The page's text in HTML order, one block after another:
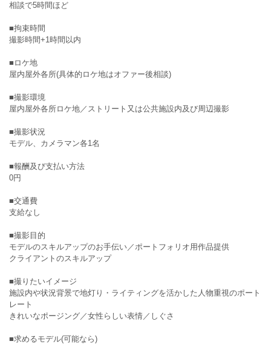
相談で5時間ほど
■拘束時間
撮影時間+1時間以内
■ロケ地
屋内屋外各所(具体的ロケ地はオファー後相談)
■撮影環境
屋内屋外各所ロケ地／ストリート又は公共施設内及び周辺撮影
■撮影状況
モデル、カメラマン各1名
■報酬及び支払い方法
0円
■交通費
支給なし
■撮影目的
モデルのスキルアップのお手伝い／ポートフォリオ用作品提供
クライアントのスキルアップ
■撮りたいイメージ
施設内や状況背景で地灯り・ライティングを活かした人物重視のポート
レート
きれいなポージング／女性らしい表情／しぐさ
■求めるモデル(可能なら)